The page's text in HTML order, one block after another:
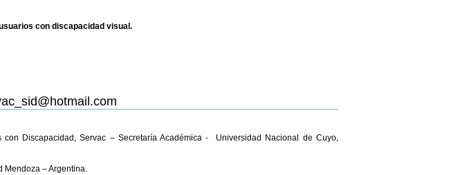
con discapacidad visual.
Discapacidad, Servac – Secretaría Académica - Universidad Nacional de Cuyo,
Mendoza – Argentina.